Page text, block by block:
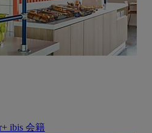
ibis 会籍